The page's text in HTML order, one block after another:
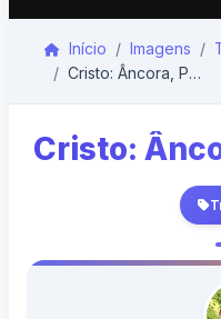
Início Imagens
Cristo: Âncora, Porto, Alma.
Cristo: